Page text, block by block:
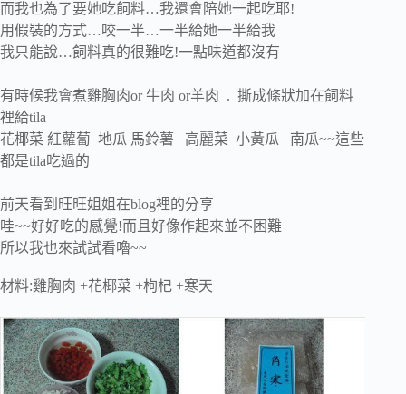
而我也為了要她吃飼料…我還會陪她一起吃耶!
用假裝的方式…咬一半…一半給她一半給我
我只能說…飼料真的很難吃!一點味道都沒有
有時候我會煮雞胸肉or 牛肉 or羊肉 . 撕成條狀加在飼料
裡給tila
花椰菜 紅蘿蔔 地瓜 馬鈴薯 高麗菜 小黃瓜 南瓜~~這些
都是tila吃過的
前天看到旺旺姐姐在blog裡的分享
哇~~好好吃的感覺!而且好像作起來並不困難
所以我也來試試看嚕~~
材料:雞胸肉 +花椰菜 +枸杞 +寒天